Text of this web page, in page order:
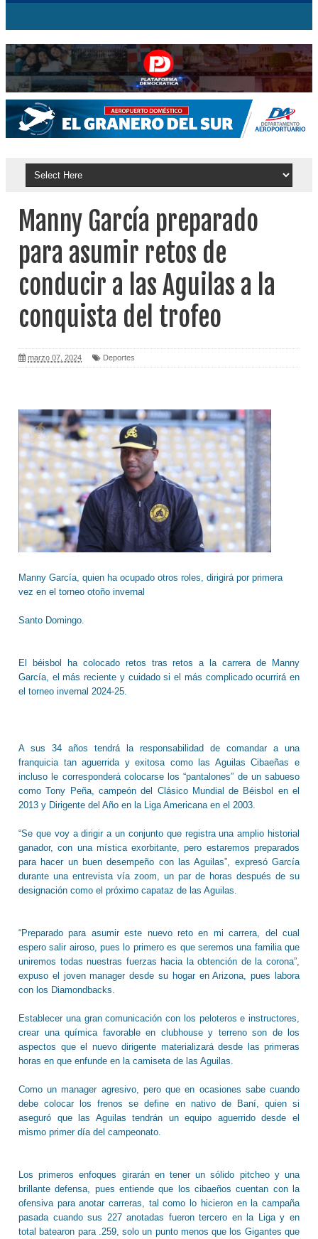
Manny García preparado
para asumir retos de
conducir a las Aguilas a la
conquista del trofeo
marzo 07, 2024 Deportes
Manny García, quien ha ocupado otros roles, dirigirá por primera
vez en el torneo otoño invernal
Santo Domingo.
El béisbol ha colocado retos tras retos a la carrera de Manny
García, el más reciente y cuidado si el más complicado ocurrirá en
el torneo invernal 2024-25.
A sus 34 años tendrá la responsabilidad de comandar a una
franquicia tan aguerrida y exitosa como las Aguilas Cibaeñas e
incluso le corresponderá colocarse los “pantalones” de un sabueso
como Tony Peña, campeón del Clásico Mundial de Béisbol en el
2013 y Dirigente del Año en la Liga Americana en el 2003.
“Se que voy a dirigir a un conjunto que registra una amplio historial
ganador, con una mística exorbitante, pero estaremos preparados
para hacer un buen desempeño con las Aguilas”, expresó García
durante una entrevista vía zoom, un par de horas después de su
designación como el próximo capataz de las Aguilas.
“Preparado para asumir este nuevo reto en mi carrera, del cual
espero salir airoso, pues lo primero es que seremos una familia que
uniremos todas nuestras fuerzas hacia la obtención de la corona”,
expuso el joven manager desde su hogar en Arizona, pues labora
con los Diamondbacks.
Establecer una gran comunicación con los peloteros e instructores,
crear una química favorable en clubhouse y terreno son de los
aspectos que el nuevo dirigente materializará desde las primeras
horas en que enfunde en la camiseta de las Aguilas.
Como un manager agresivo, pero que en ocasiones sabe cuando
debe colocar los frenos se define en nativo de Baní, quien si
aseguró que las Aguilas tendrán un equipo aguerrido desde el
mismo primer día del campeonato.
Los primeros enfoques girarán en tener un sólido pitcheo y una
brillante defensa, pues entiende que los cibaeños cuentan con la
ofensiva para anotar carreras, tal como lo hicieron en la campaña
pasada cuando sus 227 anotadas fueron tercero en la Liga y en
total batearon para .259, solo un punto menos que los Gigantes que